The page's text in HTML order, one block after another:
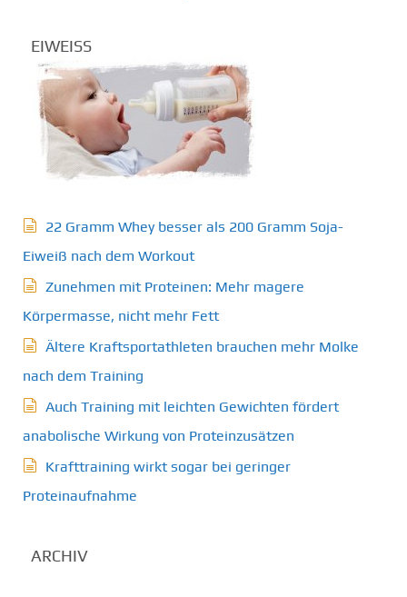
EIWEISS
22 Gramm Whey besser als 200 Gramm Soja-
Eiweiß nach dem Workout
Zunehmen mit Proteinen: Mehr magere
Körpermasse, nicht mehr Fett
Ältere Kraftsportathleten brauchen mehr Molke
nach dem Training
Auch Training mit leichten Gewichten fördert
anabolische Wirkung von Proteinzusätzen
Krafttraining wirkt sogar bei geringer
Proteinaufnahme
ARCHIV